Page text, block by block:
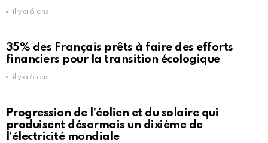
il y a 6 ans
35% des Français prêts à faire des efforts
financiers pour la transition écologique
il y a 6 ans
Progression de l’éolien et du solaire qui
produisent désormais un dixième de
l’électricité mondiale